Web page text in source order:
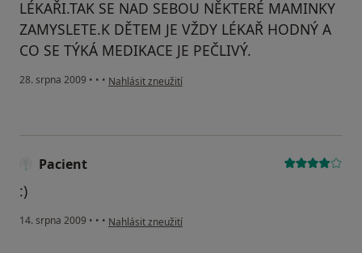
LÉKAŘI.TAK SE NAD SEBOU NĚKTERÉ MAMINKY
ZAMYSLETE.K DĚTEM JE VŽDY LÉKAŘ HODNÝ A
CO SE TÝKÁ MEDIKACE JE PEČLIVÝ.
28. srpna 2009 • • • podle názoru uživatele Váš účet byl odstraněn
Nahlásit zneužití
Pacient
:)
14. srpna 2009 • • • podle názoru uživatele Pacient
Nahlásit zneužití